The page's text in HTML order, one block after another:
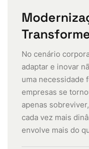
No cenário
adaptar e inovar
uma necessidade
empresas se
apenas
cada vez mais
envolve mais do